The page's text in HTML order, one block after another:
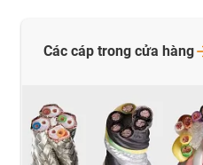
Các cáp trong cửa hàng